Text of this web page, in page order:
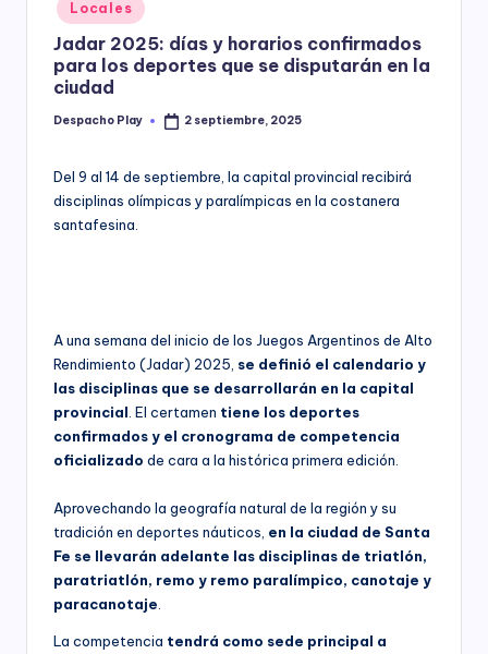
y
in
Locales
Jadar 2025: días y horarios confirmados
para los deportes que se disputarán en la
ciudad
Posted
Despacho Play 2 septiembre, 2025
Del 9 al 14 de septiembre, la capital provincial recibirá
disciplinas olímpicas y paralímpicas en la costanera
santafesina.
A una semana del inicio de los Juegos Argentinos de Alto
Rendimiento (Jadar) 2025, se definió el calendario y
las disciplinas que se desarrollarán en la capital
provincial . El certamen tiene los deportes
confirmados y el cronograma de competencia
oficializado de cara a la histórica primera edición.
Aprovechando la geografía natural de la región y su
tradición en deportes náuticos, en la ciudad de Santa
Fe se llevarán adelante las disciplinas de triatlón,
paratriatlón, remo y remo paralímpico, canotaje y
paracanotaje
La competencia tendrá como sede principal a